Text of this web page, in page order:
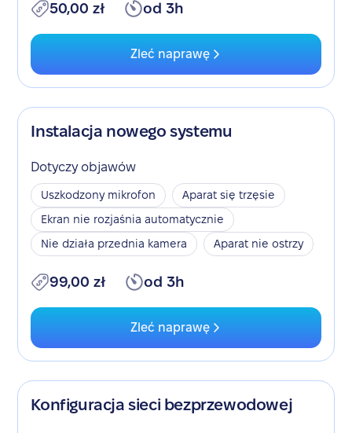
50,00 zł od 3h
Zleć naprawę
Instalacja nowego systemu
Dotyczy objawów
Uszkodzony mikrofon
Aparat się trzęsie
Ekran nie rozjaśnia automatycznie
Nie działa przednia kamera
Aparat nie ostrzy
99,00 zł od 3h
Zleć naprawę
Konfiguracja sieci bezprzewodowej